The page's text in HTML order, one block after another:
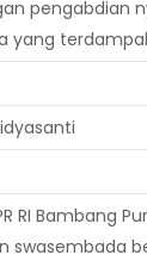
pengabdian
yang
RI Bambang
swasembada